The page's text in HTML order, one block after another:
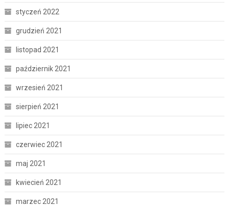
styczeń 2022
grudzień 2021
listopad 2021
październik 2021
wrzesień 2021
sierpień 2021
lipiec 2021
czerwiec 2021
maj 2021
kwiecień 2021
marzec 2021